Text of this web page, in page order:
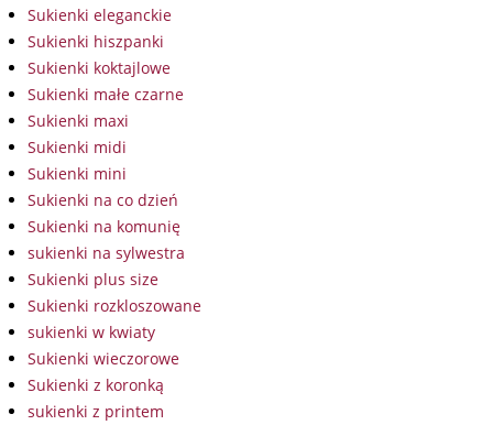
Sukienki eleganckie
Sukienki hiszpanki
Sukienki koktajlowe
Sukienki małe czarne
Sukienki maxi
Sukienki midi
Sukienki mini
Sukienki na co dzień
Sukienki na komunię
sukienki na sylwestra
Sukienki plus size
Sukienki rozkloszowane
sukienki w kwiaty
Sukienki wieczorowe
Sukienki z koronką
sukienki z printem